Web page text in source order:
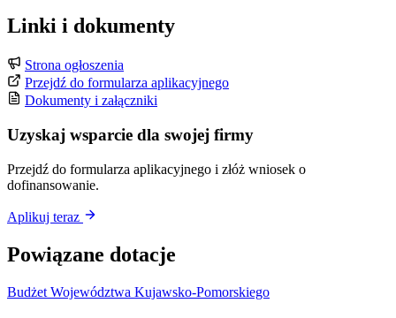
Linki i dokumenty
Strona ogłoszenia
Przejdź do formularza aplikacyjnego
Dokumenty i załączniki
Uzyskaj wsparcie dla swojej firmy
Przejdź do formularza aplikacyjnego i złóż wniosek o
dofinansowanie.
Aplikuj teraz
Powiązane dotacje
Budżet Województwa Kujawsko-Pomorskiego